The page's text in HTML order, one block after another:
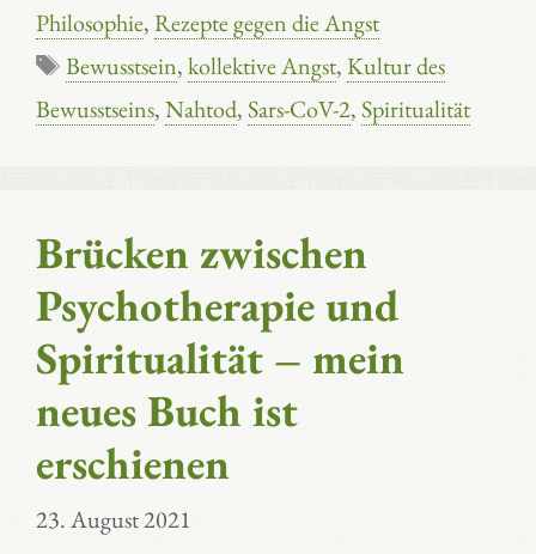
Philosophie,Rezepte gegen die Angst
Schlagwörter
Bewusstsein,kollektive Angst,Kultur des
Bewusstseins,Nahtod,Sars-CoV-2,Spiritualität
Brücken zwischen
Psychotherapie und
Spiritualität – mein
neues Buch ist
erschienen
23. August 2021